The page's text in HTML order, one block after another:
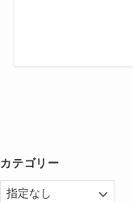
カテゴリー